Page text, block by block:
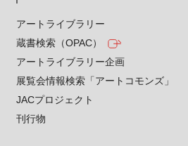
アートライブラリー
蔵書検索（OPAC）
アートライブラリー企画
展覧会情報検索「アートコモンズ」
JACプロジェクト
刊行物